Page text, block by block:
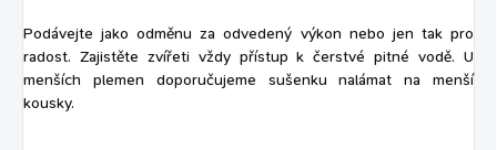
Podávejte jako odměnu za odvedený výkon nebo jen tak pro
radost. Zajistěte zvířeti vždy přístup k čerstvé pitné vodě. U
menších plemen doporučujeme sušenku nalámat na menší
kousky.